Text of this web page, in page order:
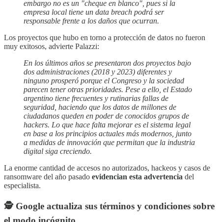
embargo no es un "cheque en blanco", pues si la
empresa local tiene un data breach podrá ser
responsable frente a los daños que ocurran.
Los proyectos que hubo en torno a protección de datos no fueron
muy exitosos, advierte Palazzi:
En los últimos años se presentaron dos proyectos bajo
dos administraciones (2018 y 2023) diferentes y
ninguno prosperó porque el Congreso y la sociedad
parecen tener otras prioridades. Pese a ello, el Estado
argentino tiene frecuentes y rutinarias fallas de
seguridad, haciendo que los datos de millones de
ciudadanos queden en poder de conocidos grupos de
hackers. Lo que hace falta mejorar es el sistema legal
en base a los principios actuales más modernos, junto
a medidas de innovación que permitan que la industria
digital siga creciendo.
La enorme cantidad de accesos no autorizados, hackeos y casos de
ransomware del año pasado evidencian esta advertencia del
especialista.
🕵 Google actualiza sus términos y condiciones sobre